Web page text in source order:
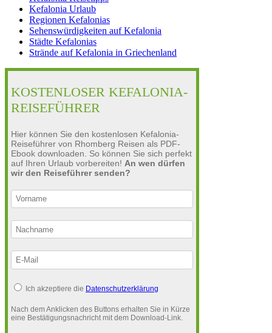
Kefalonia Urlaub
Regionen Kefalonias
Sehenswürdigkeiten auf Kefalonia
Städte Kefalonias
Strände auf Kefalonia in Griechenland
KOSTENLOSER KEFALONIA-
REISEFÜHRER
Hier können Sie den kostenlosen Kefalonia-
Reiseführer von Rhomberg Reisen als PDF-
Ebook downloaden. So können Sie sich perfekt
auf Ihren Urlaub vorbereiten! An wen dürfen
wir den Reiseführer senden?
Ich akzeptiere die Datenschutzerklärung
Nach dem Anklicken des Buttons erhalten Sie in Kürze
eine Bestätigungsnachricht mit dem Download-Link.